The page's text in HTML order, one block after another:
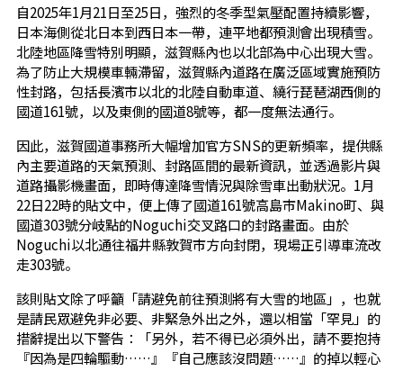
自2025年1月21日至25日，強烈的冬季型氣壓配置持續影響，
日本海側從北日本到西日本一帶，連平地都預測會出現積雪。
北陸地區降雪特別明顯，滋賀縣內也以北部為中心出現大雪。
為了防止大規模車輛滯留，滋賀縣內道路在廣泛區域實施預防
性封路，包括長濱市以北的北陸自動車道、繞行琵琶湖西側的
國道161號，以及東側的國道8號等，都一度無法通行。
因此，滋賀國道事務所大幅增加官方SNS的更新頻率，提供縣
內主要道路的天氣預測、封路區間的最新資訊，並透過影片與
道路攝影機畫面，即時傳達降雪情況與除雪車出動狀況。1月
22日22時的貼文中，便上傳了國道161號高島市Makino町、與
國道303號分岐點的Noguchi交叉路口的封路畫面。由於
Noguchi以北通往福井縣敦賀市方向封閉，現場正引導車流改
走303號。
該則貼文除了呼籲「請避免前往預測將有大雪的地區」，也就
是請民眾避免非必要、非緊急外出之外，還以相當「罕見」的
措辭提出以下警告：「另外，若不得已必須外出，請不要抱持
『因為是四輪驅動……』『自己應該沒問題……』的掉以輕心